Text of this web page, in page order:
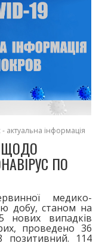
актуальна інформація
ЩОДО
ПО
медико-
добу, станом на
нових випадків
проведено 36
позитивний. 114